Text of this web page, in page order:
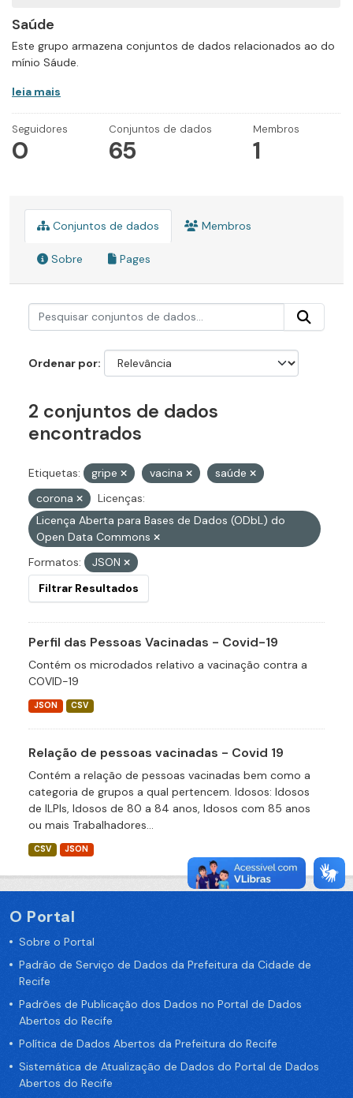
Saúde
Este grupo armazena conjuntos de dados relacionados ao do
mínio Sáude.
leia mais
Seguidores
0
Conjuntos de dados
65
Membros
1
Conjuntos de dados Membros
Sobre Pages
Ordenar por
2 conjuntos de dados
encontrados
Etiquetas: gripe vacina
saúde
corona
Licenças:
Licença Aberta para Bases de Dados (ODbL) do
Open Data Commons
Formatos:
JSON
Filtrar Resultados
Perfil das Pessoas Vacinadas - Covid-19
Contém os microdados relativo a vacinação contra a
COVID-19
JSON CSV
Relação de pessoas vacinadas - Covid 19
Contém a relação de pessoas vacinadas bem como a
categoria de grupos a qual pertencem. Idosos: Idosos
de ILPIs, Idosos de 80 a 84 anos, Idosos com 85 anos
ou mais Trabalhadores...
CSV JSON
O Portal
Sobre o Portal
Padrão de Serviço de Dados da Prefeitura da Cidade de
Recife
Padrões de Publicação dos Dados no Portal de Dados
Abertos do Recife
Política de Dados Abertos da Prefeitura do Recife
Sistemática de Atualização de Dados do Portal de Dados
Abertos do Recife